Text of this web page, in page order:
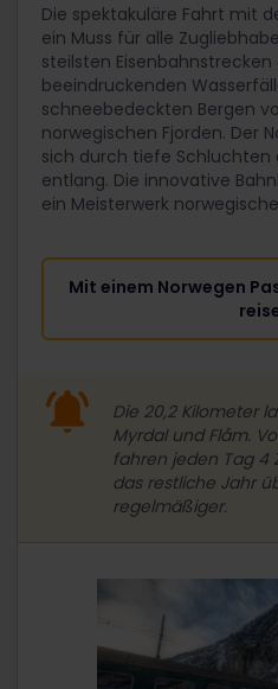
Die spektakuläre Fahrt mit
ein Muss für alle
steilsten
beeindruckenden
schneebedeckten Bergen
norwegischen Fjorden. Der
sich durch tiefe Schluchten
entlang. Die innovative
ein Meisterwerk
Mit einem Norwegen
Die 20,2 Kilometer
Myrdal und Flåm.
fahren jeden Tag 4
das restliche Jahr
regelmäßiger.